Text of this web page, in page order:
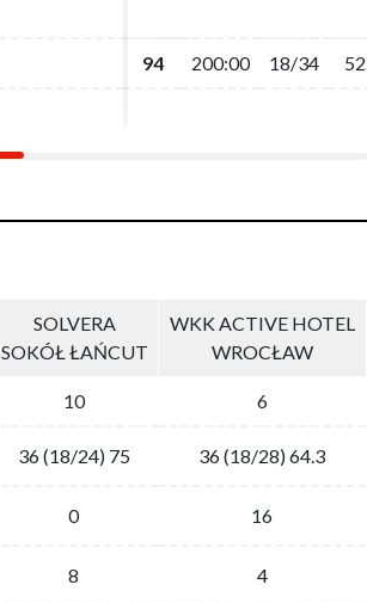
94 200:00 18/34
94 200:00 18/34
SOLVERA
SOKÓŁ ŁAŃCUT
WKK ACTIVE HOTEL
WROCŁAW
10
6
36 (18/24) 75
36 (18/28) 64.3
0
16
8 4